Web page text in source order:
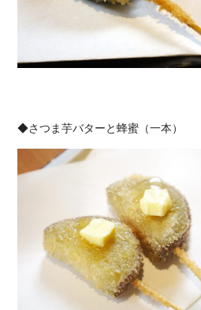
◆さつま芋バターと蜂蜜（一本）